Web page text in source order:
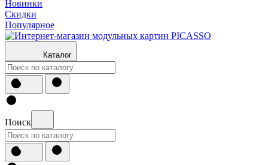
Новинки
Скидки
Популярное
Каталог
Поиск